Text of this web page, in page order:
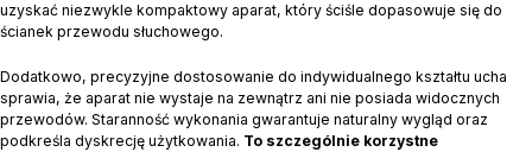
uzyskać niezwykle kompaktowy aparat, który ściśle dopasowuje się do
ścianek przewodu słuchowego.
Dodatkowo, precyzyjne dostosowanie do indywidualnego kształtu ucha
sprawia, że aparat nie wystaje na zewnątrz ani nie posiada widocznych
przewodów. Staranność wykonania gwarantuje naturalny wygląd oraz
podkreśla dyskrecję użytkowania. To szczególnie korzystne